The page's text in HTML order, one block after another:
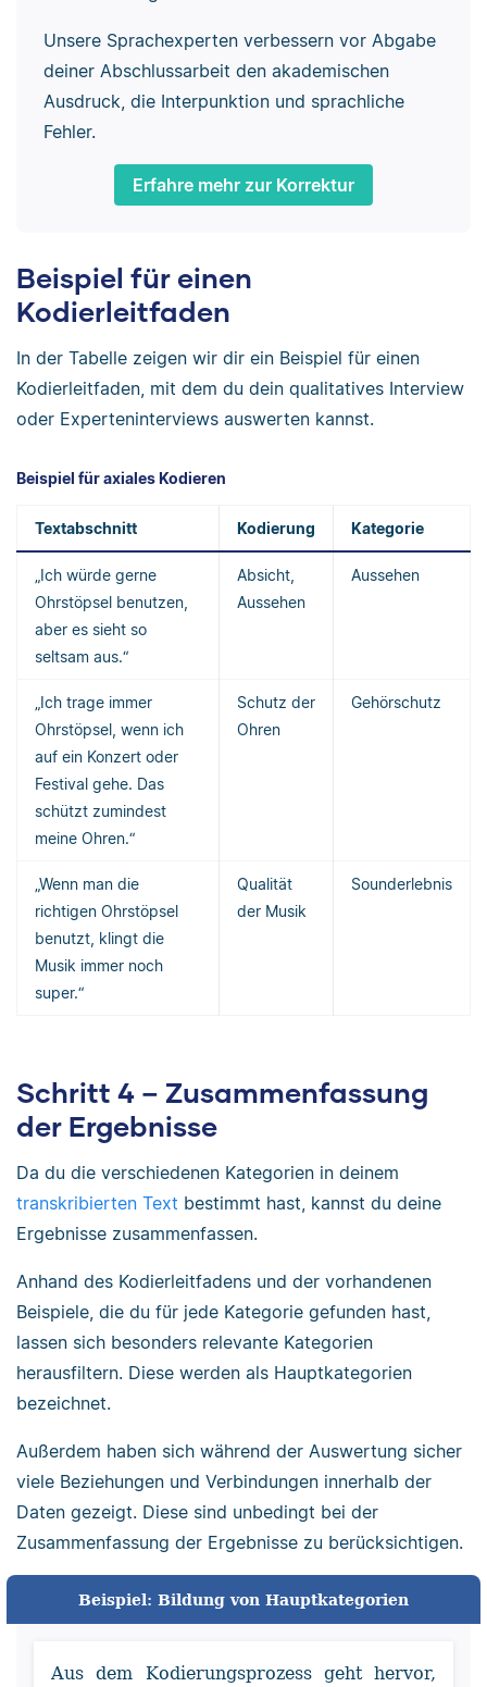
Unsere Sprachexperten verbessern vor Abgabe
deiner Abschlussarbeit den akademischen
Ausdruck, die Interpunktion und sprachliche
Fehler.
Erfahre mehr zur Korrektur
Beispiel für einen
Kodierleitfaden
In der Tabelle zeigen wir dir ein Beispiel für einen
Kodierleitfaden, mit dem du dein qualitatives Interview
oder Experteninterviews auswerten kannst.
Beispiel für axiales Kodieren
Textabschnitt Kodierung Kategorie
„Ich würde gerne
Ohrstöpsel benutzen,
aber es sieht so
seltsam aus.“
Absicht,
Aussehen
Aussehen
„Ich trage immer
Ohrstöpsel, wenn ich
auf ein Konzert oder
Festival gehe. Das
schützt zumindest
meine Ohren.“
Schutz der
Ohren
Gehörschutz
„Wenn man die
richtigen Ohrstöpsel
benutzt, klingt die
Musik immer noch
super.“
Qualität
der Musik
Sounderlebnis
Schritt 4 – Zusammenfassung
der Ergebnisse
Da du die verschiedenen Kategorien in deinem
transkribierten Text bestimmt hast, kannst du deine
Ergebnisse zusammenfassen.
Anhand des Kodierleitfadens und der vorhandenen
Beispiele, die du für jede Kategorie gefunden hast,
lassen sich besonders relevante Kategorien
herausfiltern. Diese werden als Hauptkategorien
bezeichnet.
Außerdem haben sich während der Auswertung sicher
viele Beziehungen und Verbindungen innerhalb der
Daten gezeigt. Diese sind unbedingt bei der
Zusammenfassung der Ergebnisse zu berücksichtigen.
Beispiel: Bildung von Hauptkategorien
Aus dem Kodierungsprozess geht hervor,